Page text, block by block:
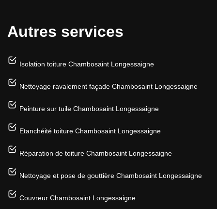
Autres services
Isolation toiture Chambosaint Longessaigne
Nettoyage ravalement façade Chambosaint Longessaigne
Peinture sur tuile Chambosaint Longessaigne
Etanchéité toiture Chambosaint Longessaigne
Réparation de toiture Chambosaint Longessaigne
Nettoyage et pose de gouttière Chambosaint Longessaigne
Couvreur Chambosaint Longessaigne